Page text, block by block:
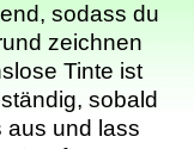
sodass du
zeichnen
Tinte ist
sobald
aus und lass